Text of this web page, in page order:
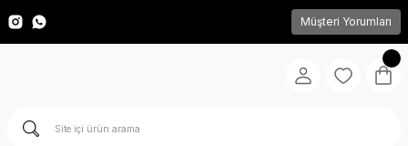
Müşteri Yorumları